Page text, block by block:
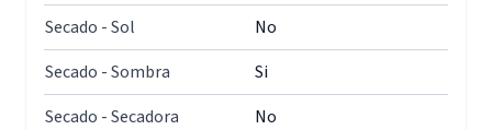
Secado - Sol
No
Secado - Sombra
Si
Secado - Secadora
No